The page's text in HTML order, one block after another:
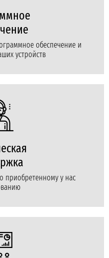
обеспечение и
устройств
приобретенному у нас